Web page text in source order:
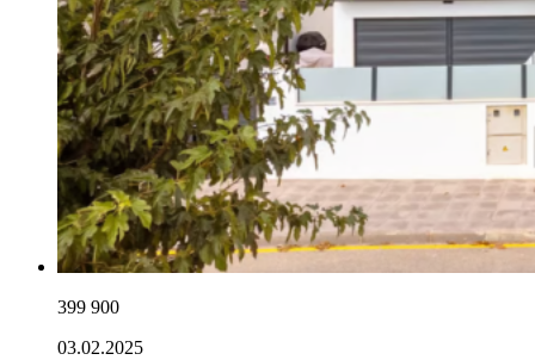
399 900
03.02.2025